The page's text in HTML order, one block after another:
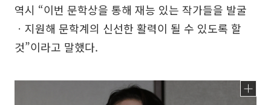
역시 “이번 문학상을 통해 재능 있는 작가들을 발굴
ㆍ지원해 문학계의 신선한 활력이 될 수 있도록 할
것”이라고 말했다.